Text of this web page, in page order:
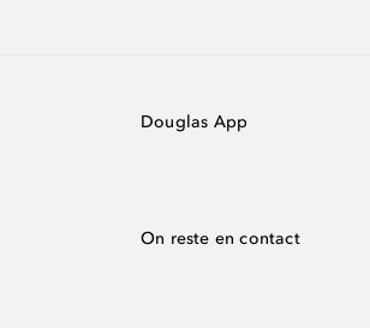
Douglas App
On reste en contact